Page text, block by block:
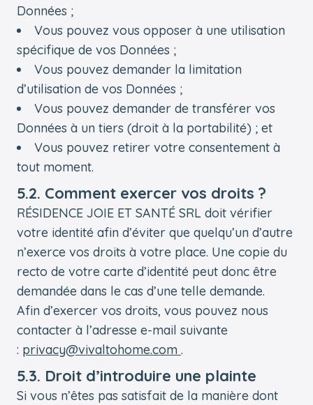
Données ;
Vous pouvez vous opposer à une utilisation
spécifique de vos Données ;
Vous pouvez demander la limitation
d’utilisation de vos Données ;
Vous pouvez demander de transférer vos
Données à un tiers (droit à la portabilité) ; et
Vous pouvez retirer votre consentement à
tout moment.
5.2. Comment exercer vos droits ?
RÉSIDENCE JOIE ET SANTÉ SRL doit vérifier
votre identité afin d’éviter que quelqu’un d’autre
n’exerce vos droits à votre place. Une copie du
recto de votre carte d’identité peut donc être
demandée dans le cas d’une telle demande.
Afin d’exercer vos droits, vous pouvez nous
contacter à l’adresse e-mail suivante
: privacy@vivaltohome.com .
5.3. Droit d’introduire une plainte
Si vous n’êtes pas satisfait de la manière dont